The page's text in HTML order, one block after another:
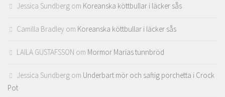
Jessica Sundberg om Koreanska köttbullar i läcker sås
Camilla Bradley om Koreanska köttbullar i läcker sås
LAILA GUSTAFSSON om Mormor Marias tunnbröd
Jessica Sundberg om Underbart mör och saftig porchetta i Crock
Pot